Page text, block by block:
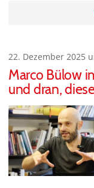
22. Dezember 2025
Marco Bülow
und dran,